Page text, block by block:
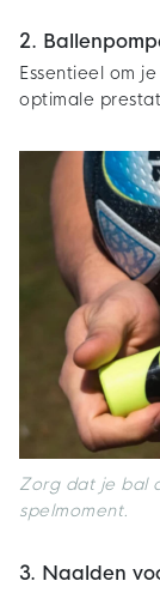
2.
Essentieel om
optimale
Zorg dat je bal
spelmoment.
3. Naalden